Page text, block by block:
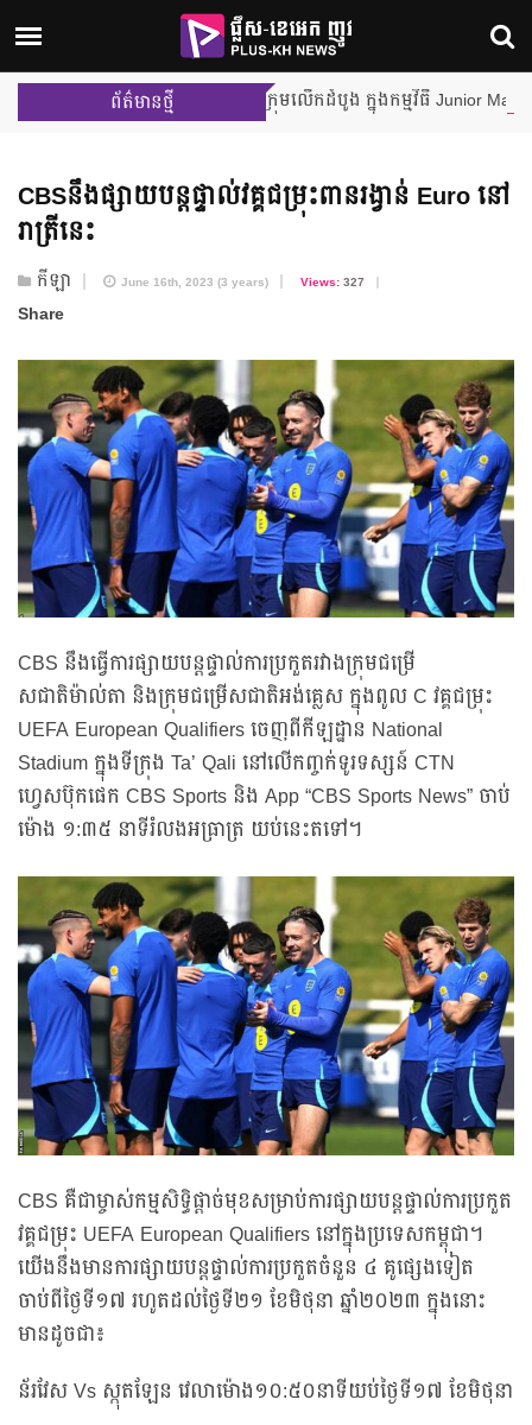
ព័ត៌មានថ្មី
ក្នុងការប្រកួតជាក្រុមលើកដំបូង ក្នុងកម្មវិធី Junior MasterChef
CBSនឹងផ្សាយបន្តផ្ទាល់វគ្គជម្រុះពានរង្វាន់ Euro នៅ
រាត្រីនេះ
កីឡា June 16th, 2023 (3 years) Views:327
Share
CBS នឹងធ្វើការផ្សាយបន្តផ្ទាល់ការប្រកួតរវាងក្រុមជម្រើ
សជាតិម៉ាល់តា និងក្រុមជម្រើសជាតិអង់គ្លេស ក្នុងពូល C វគ្គជម្រុះ
UEFA European Qualifiers ចេញពីកីឡដ្ឋាន National
Stadium ក្នុងទីក្រុង Ta’ Qali នៅលើកញ្ចក់ទូរទស្សន៍ CTN
ហ្វេសប៊ុកផេក CBS Sports និង App “CBS Sports News” ចាប់
ម៉ោង ១:៣៥ នាទីរំលងអធ្រាត្រ យប់នេះតទៅ។
CBS គឺជាម្ចាស់កម្មសិទ្ធិផ្ដាច់មុខសម្រាប់ការផ្សាយបន្តផ្ទាល់ការប្រកួត
វគ្គជម្រុះ UEFA European Qualifiers នៅក្នុងប្រទេសកម្ពុជា។
យើងនឹងមានការផ្សាយបន្តផ្ទាល់ការប្រកួតចំនួន ៤ គូផ្សេងទៀត
ចាប់ពីថ្ងៃទី១៧ រហូតដល់ថ្ងៃទី២១ ខែមិថុនា ឆ្នាំ២០២៣ ក្នុងនោះ
មានដូចជា៖
ន័រវែស Vs ស្កុតឡែន វេលាម៉ោង១០:៥០នាទីយប់ថ្ងៃទី១៧ ខែមិថុនា